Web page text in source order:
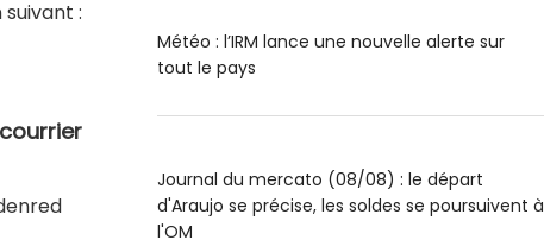
:
Météo : l’IRM lance une nouvelle alerte sur
tout le pays
Journal du mercato (08/08) : le départ
d'Araujo se précise, les soldes se poursuivent à
l'OM